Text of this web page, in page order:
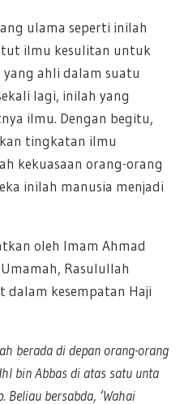
ulama seperti inilah
ilmu kesulitan untuk
ahli dalam suatu
lagi, inilah yang
ilmu. Dengan begitu,
tingkatan ilmu
kekuasaan orang-orang
inilah manusia menjadi
oleh Imam Ahmad
Rasulullah
dalam kesempatan Haji
berada di depan orang-orang
bin Abbas di atas satu unta
Beliau bersabda, ‘Wahai